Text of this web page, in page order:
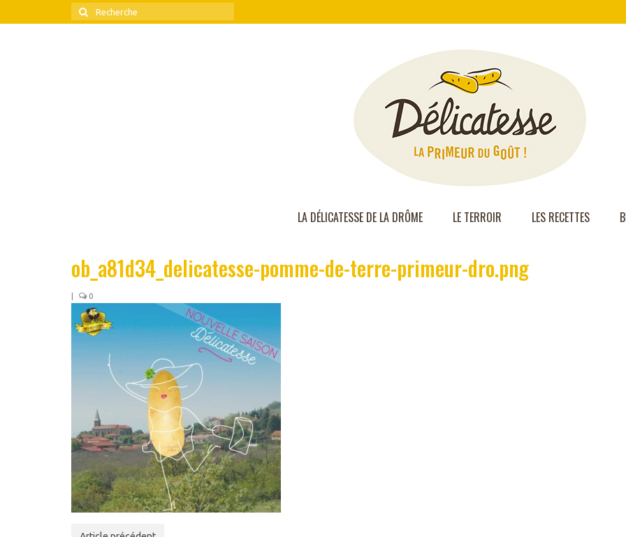
Rechercher
:
LA DÉLICATESSE DE LA DRÔME LE TERROIR LES RECETTES
ob_a81d34_delicatesse-pomme-de-terre-primeur-dro.png
0